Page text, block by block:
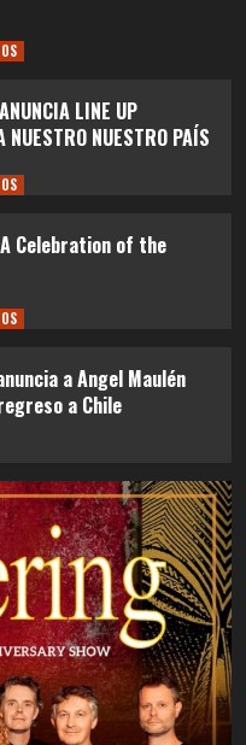
LINE UP
NUESTRO NUESTRO PAÍS
A Celebration of the
a Angel Maulén
a Chile